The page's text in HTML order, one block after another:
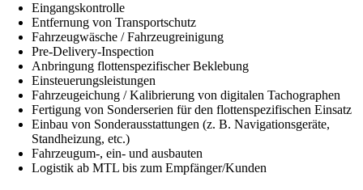
Eingangskontrolle
Entfernung von Transportschutz
Fahrzeugwäsche / Fahrzeugreinigung
Pre-Delivery-Inspection
Anbringung flottenspezifischer Beklebung
Einsteuerungsleistungen
Fahrzeugeichung / Kalibrierung von digitalen Tachographen
Fertigung von Sonderserien für den flottenspezifischen Einsatz
Einbau von Sonderausstattungen (z. B. Navigationsgeräte,
Standheizung, etc.)
Fahrzeugum-, ein- und ausbauten
Logistik ab MTL bis zum Empfänger/Kunden